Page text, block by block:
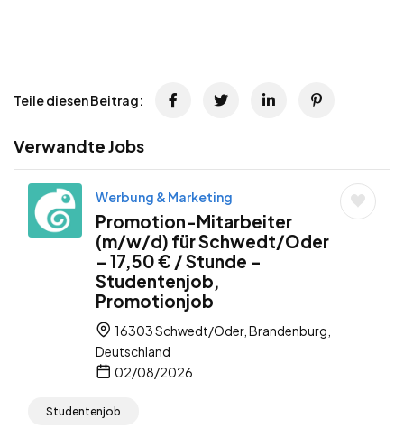
Teile diesen Beitrag:
Verwandte Jobs
Werbung & Marketing
Promotion-Mitarbeiter
(m/w/d) für Schwedt/Oder
– 17,50 € / Stunde –
Studentenjob,
Promotionjob
16303 Schwedt/Oder, Brandenburg,
Deutschland
02/08/2026
Studentenjob